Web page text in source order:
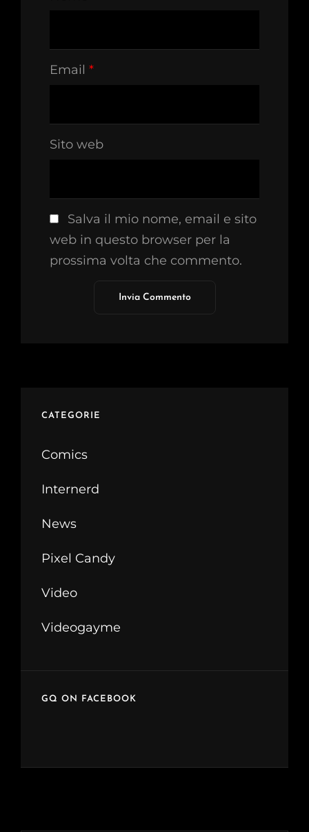
Email *
Sito web
Salva il mio nome, email e sito
web in questo browser per la
prossima volta che commento.
CATEGORIE
Comics
Internerd
News
Pixel Candy
Video
Videogayme
GQ ON FACEBOOK